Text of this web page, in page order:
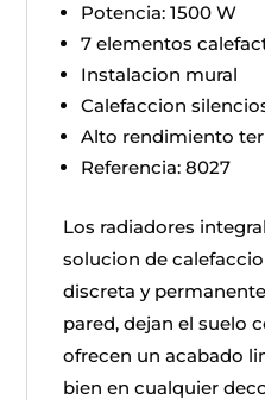
Potencia: 1500 W
7 elementos
Instalacion mural
Calefaccion
Alto rendimiento
Referencia: 8027
Los radiadores
solucion de
discreta y
pared, dejan el suelo
ofrecen un acabado
bien en cualquier